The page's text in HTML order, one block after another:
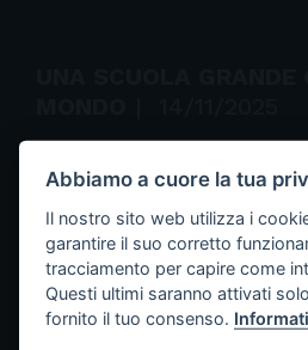
Il diritto ad
Cosa significa vivere in uno
attraverso gli occhi dei più
Abbiamo a cuore la tua
Il nostro sito web utilizza i
garantire il suo corretto
tracciamento per capire come
Questi ultimi saranno attivati
fornito il tuo consenso.